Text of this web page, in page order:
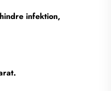
infektion,